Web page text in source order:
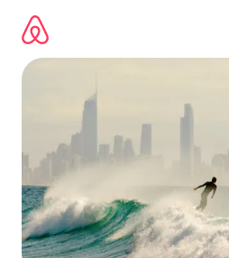
contenido